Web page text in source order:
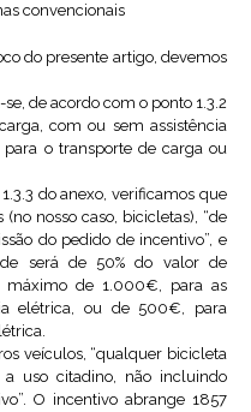
convencionais
do presente artigo, devemos
de acordo com o ponto 1.3.2
com ou sem assistência
o transporte de carga ou
do anexo, verificamos que
nosso caso, bicicletas), “de
do pedido de incentivo”, e
será de 50% do valor de
máximo de 1.000€, para as
elétrica, ou de 500€, para
veículos, “qualquer bicicleta
a uso citadino, não incluindo
O incentivo abrange 1857